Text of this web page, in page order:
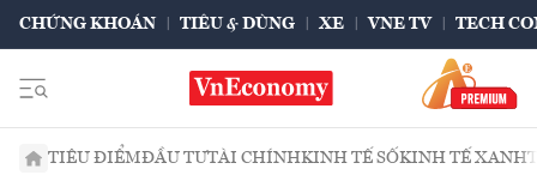
CHỨNG KHOÁN TIÊU & DÙNG XE VNE TV TECH
TIÊU ĐIỂMĐẦU TƯTÀI CHÍNHKINH TẾ SỐKINH TẾ XANH